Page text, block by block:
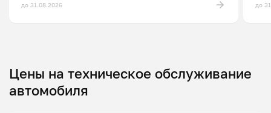
до 31.08.2026 до
Цены на техническое обслуживание
автомобиля